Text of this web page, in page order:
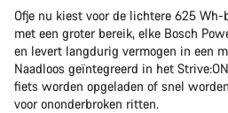
Ofje nu kiest voor de lichtere 625
met een groter bereik, elke Bosch
en levert langdurig vermogen in een
Naadloos geïntegreerd in het
fiets worden opgeladen of snel
voor ononderbroken ritten.